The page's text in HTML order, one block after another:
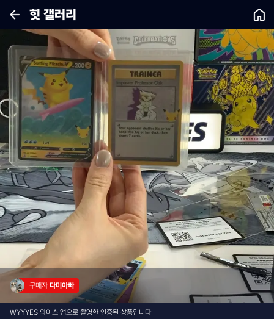
힛 갤러리
구매자 다미아빠
WYYYES 와이스 앱으로 촬영한 인증된 상품입니다